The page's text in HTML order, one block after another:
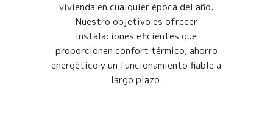
vivienda en cualquier época del año.
Nuestro objetivo es ofrecer
instalaciones eficientes que
proporcionen confort térmico, ahorro
energético y un funcionamiento fiable a
largo plazo.